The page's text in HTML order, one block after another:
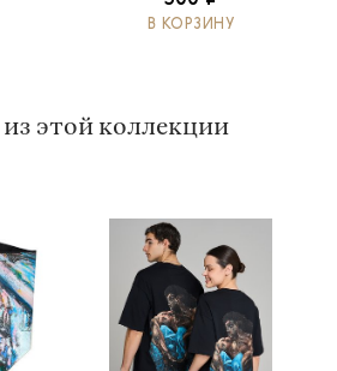
В КОРЗИНУ
этой коллекции